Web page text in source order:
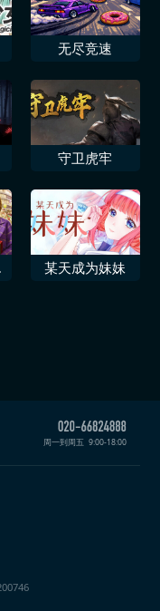
无尽竞速
守卫虎牢
某天成为妹妹
周一到周五 9:00-18:00